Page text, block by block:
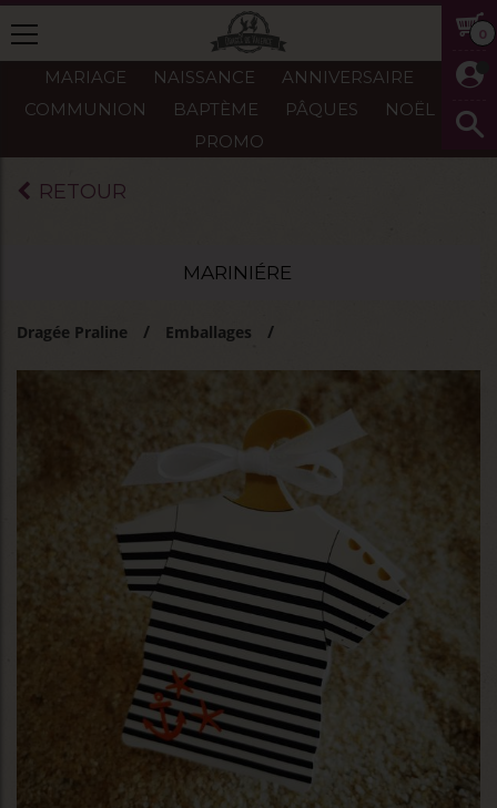
0
MARIAGE NAISSANCE
ANNIVERSAIRE
COMMUNION
BAPTÈME PÂQUES
NOËL
PROMO
RETOUR
MARINIÉRE
Dragée Praline Emballages
Emballages baptême-naissance